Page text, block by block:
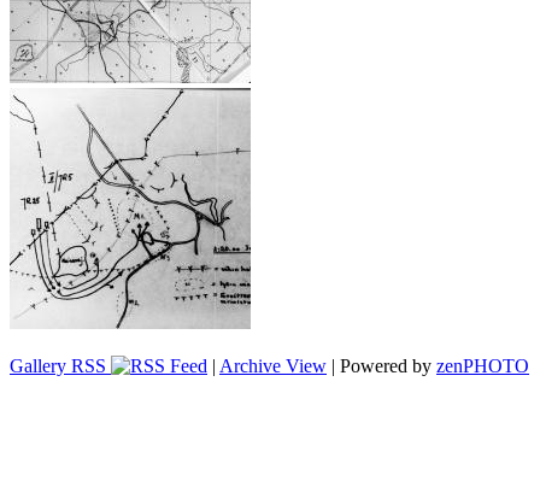
Gallery RSS | Archive View | Powered by zenPHOTO